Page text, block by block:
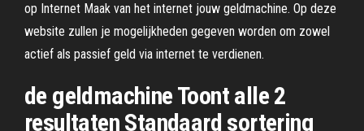
op Internet Maak van het internet jouw geldmachine. Op deze
website zullen je mogelijkheden gegeven worden om zowel
actief als passief geld via internet te verdienen.
de geldmachine Toont alle 2
resultaten Standaard sortering